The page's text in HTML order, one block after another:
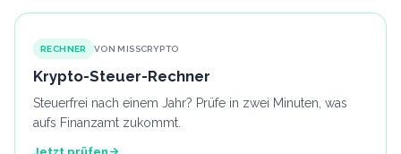
RECHNER VON MISSCRYPTO
Krypto-Steuer-Rechner
Steuerfrei nach einem Jahr? Prüfe in zwei Minuten, was
aufs Finanzamt zukommt.